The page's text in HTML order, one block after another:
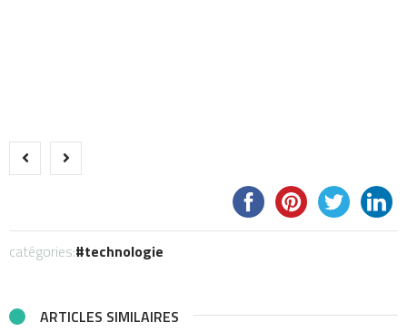
catégories: technologie
ARTICLES SIMILAIRES